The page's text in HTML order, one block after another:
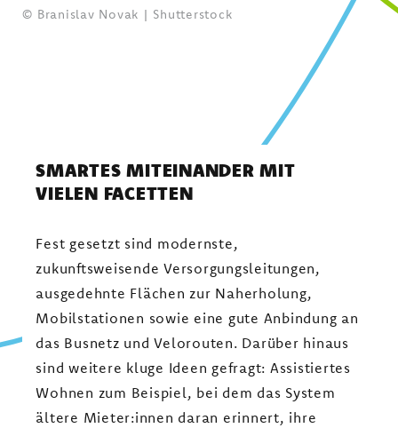
© Branislav Novak | Shutterstock
SMARTES MITEINANDER MIT
VIELEN FACETTEN
Fest gesetzt sind modernste,
zukunftsweisende Versorgungsleitungen,
ausgedehnte Flächen zur Naherholung,
Mobilstationen sowie eine gute Anbindung an
das Busnetz und Velorouten. Darüber hinaus
sind weitere kluge Ideen gefragt: Assistiertes
Wohnen zum Beispiel, bei dem das System
ältere Mieter:innen daran erinnert, ihre